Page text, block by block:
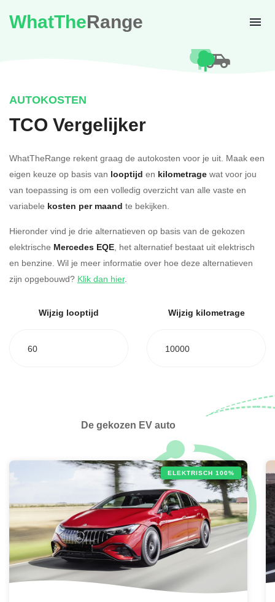
WhatTheRange
AUTOKOSTEN
TCO Vergelijker
WhatTheRange rekent graag de autokosten voor je uit. Maak een
eigen keuze op basis van looptijd en kilometrage wat voor jou
van toepassing is om een volledig overzicht van alle vaste en
variabele kosten per maand te bekijken.
Hieronder vind je drie alternatieven op basis van de gekozen
elektrische Mercedes EQE, het alternatief bestaat uit elektrisch
en benzine. Wil je meer informatie over hoe deze alternatieven
zijn opgebouwd? Klik dan hier.
Wijzig looptijd
60
Wijzig kilometrage
10000
De gekozen EV auto
ELEKTRISCH 100%